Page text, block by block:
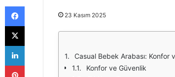
23 Kasım 2025
Casual Bebek Arabası: Konfor
Konfor ve Güvenlik
Facebook
X
LinkedIn
Pinterest